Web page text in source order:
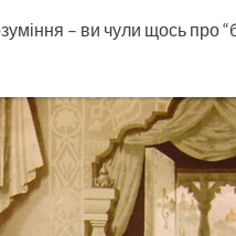
– ви чули щось про